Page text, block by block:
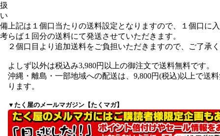
扱
い
備
考
上記は１個口当たりの送料設定となりますので、１個口に
らば１回分の送料にて発送させていただきます。
２個口目より追加送料をご負担いただきますので、ご了承
よしず以外は税込み3,980円以上の御注文で送料無料です。
沖縄・離島・一部地域への配送は、9,800円(税込)以上で送
ります。
▼たく屋のメールマガジン【たくマガ】